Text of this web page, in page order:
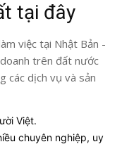
tại đây
việc tại Nhật Bản -
trên đất nước
các dịch vụ và sản
Việt.
chuyên nghiệp, uy